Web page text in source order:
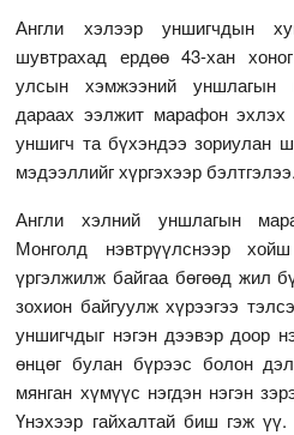
Англи хэлээр уншигчдын
шувтрахад ердөө 43-хан
улсын хэмжээний уншлагын
дараах ээлжит марафон эхлэх
уншигч та бүхэндээ зориулан
мэдээллийг хүргэхээр бэлтгэлээ.
Англи хэлний уншлагын
Монголд нэвтрүүлснээр
үргэлжилж байгаа бөгөөд жил
зохион байгуулж хүрээгээ
уншигчдыг нэгэн дээвэр доор
өнцөг булан бүрээс болон
мянган хүмүүс нэгдэн нэгэн
Үнэхээр гайхалтай биш гэж